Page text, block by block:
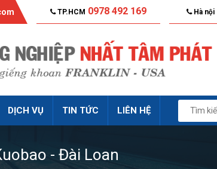
TP.HCM 0978 492 169 Hà nội
DỊCH VỤ TIN TỨC LIÊN HỆ
- Đài Loan